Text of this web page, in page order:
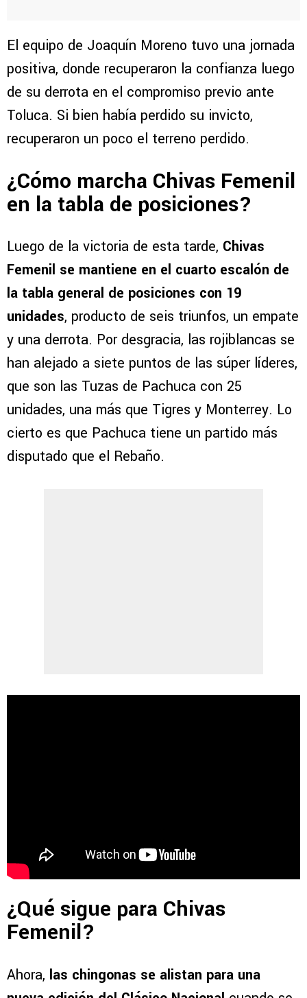
El equipo de Joaquín Moreno tuvo una jornada
positiva, donde recuperaron la confianza luego
de su derrota en el compromiso previo ante
Toluca. Si bien había perdido su invicto,
recuperaron un poco el terreno perdido.
¿Cómo marcha Chivas Femenil
en la tabla de posiciones?
Luego de la victoria de esta tarde, Chivas
Femenil se mantiene en el cuarto escalón de
la tabla general de posiciones con 19
unidades, producto de seis triunfos, un empate
y una derrota. Por desgracia, las rojiblancas se
han alejado a siete puntos de las súper líderes,
que son las Tuzas de Pachuca con 25
unidades, una más que Tigres y Monterrey. Lo
cierto es que Pachuca tiene un partido más
disputado que el Rebaño.
¿Qué sigue para Chivas
Femenil?
Ahora, las chingonas se alistan para una